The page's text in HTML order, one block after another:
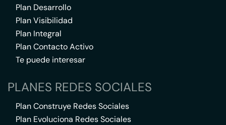
Plan Desarrollo
Plan Visibilidad
Plan Integral
Plan Contacto Activo
Te puede interesar
PLANES REDES SOCIALES
Plan Construye Redes Sociales
Plan Evoluciona Redes Sociales